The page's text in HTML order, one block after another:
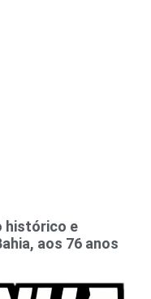
histórico e
aos 76 anos